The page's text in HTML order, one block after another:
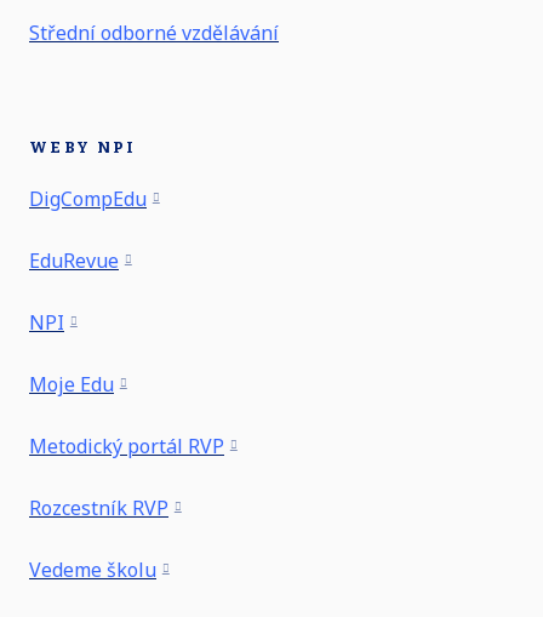
Střední odborné vzdělávání
WEBY NPI
DigCompEdu
EduRevue
NPI
Moje Edu
Metodický portál RVP
Rozcestník RVP
Vedeme školu